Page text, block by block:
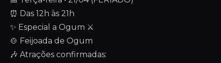
⏰ Das 12h às 21h
✨ Especial a Ogum ⚔️
🍲 Feijoada de Ogum
🎶 Atrações confirmadas: